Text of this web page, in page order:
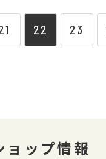
22 23
ョップ情報